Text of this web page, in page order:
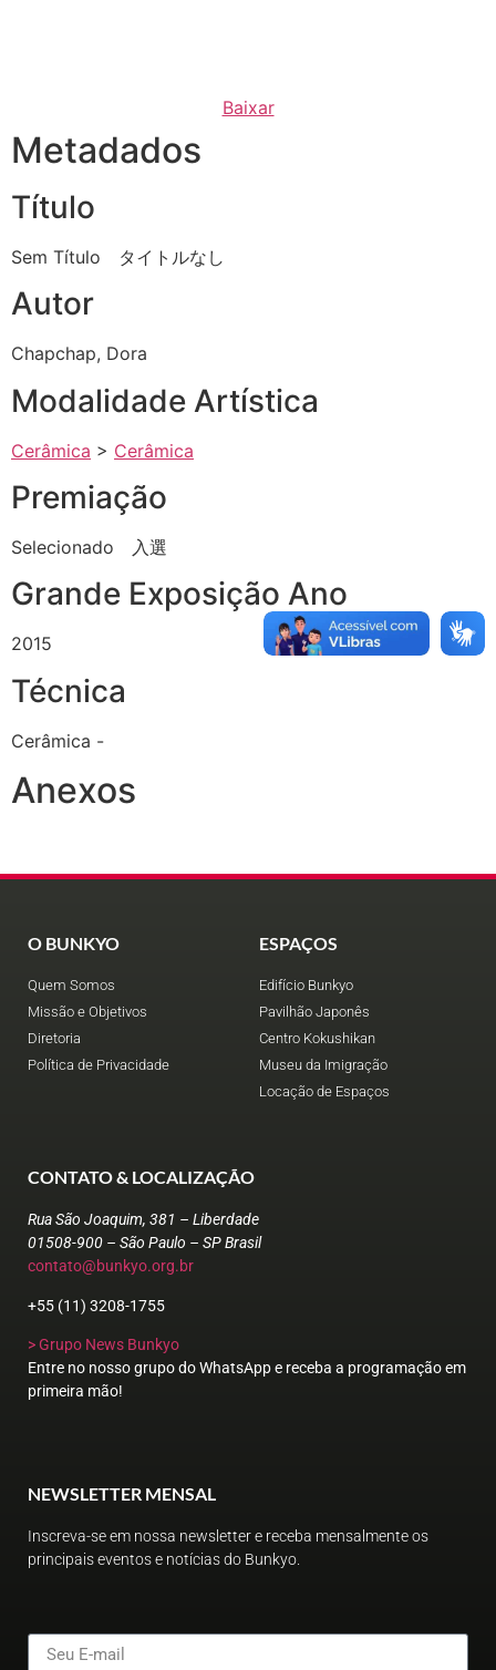
Baixar
Metadados
Título
Sem Título タイトルなし
Autor
Chapchap, Dora
Modalidade Artística
Cerâmica > Cerâmica
Premiação
Selecionado 入選
Grande Exposição Ano
2015
Técnica
Cerâmica -
Anexos
O BUNKYO
Quem Somos
Missão e Objetivos
Diretoria
Política de Privacidade
ESPAÇOS
Edifício Bunkyo
Pavilhão Japonês
Centro Kokushikan
Museu da Imigração
Locação de Espaços
CONTATO & LOCALIZAÇÃO
Rua São Joaquim, 381 – Liberdade
01508-900 – São Paulo – SP Brasil
contato@bunkyo.org.br
+55 (11) 3208-1755
> Grupo News Bunkyo
Entre no nosso grupo do WhatsApp e receba a programação em
primeira mão!
NEWSLETTER MENSAL
Inscreva-se em nossa newsletter e receba mensalmente os
principais eventos e notícias do Bunkyo.